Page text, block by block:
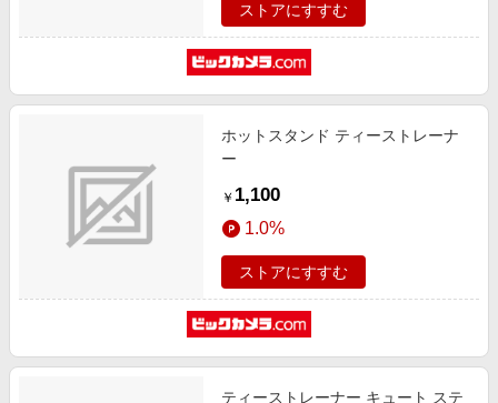
ストアにすすむ
ホットスタンド ティーストレーナ
ー
￥ 1,100
1.0%
ストアにすすむ
ティーストレーナー キュート ステ